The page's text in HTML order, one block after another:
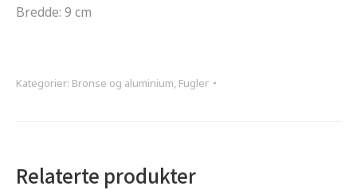
Bredde: 9 cm
Kategorier: Bronse og aluminium, Fugler
Relaterte produkter